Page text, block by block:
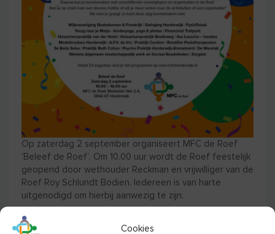
Cookies
Op zaterdag 2 september organiseert MFC de Roef
‘Beleef de Roef’. Om 10.00 uur wordt de Roef feestelijk
geopend door wethouder Reckman en vrijwilliger van de
Roef Roy Schlundt Bodien. Iedereen is van harte
uitgenodigd om hierbij aanwezig te zijn.
Volg een salsaworkshop bij Se Baila Salsa, bekijk de
expositie van A.V.F de Iris en luister naar een optreden